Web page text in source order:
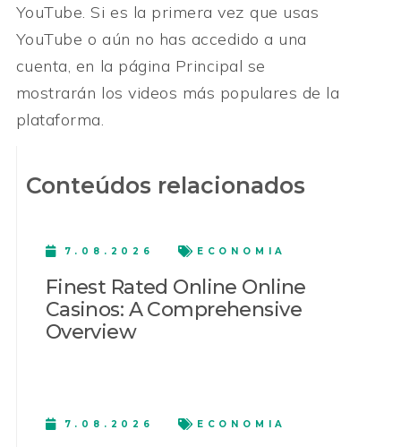
YouTube. Si es la primera vez que usas
YouTube o aún no has accedido a una
cuenta, en la página Principal se
mostrarán los videos más populares de la
plataforma.
Conteúdos relacionados
7.08.2026 ECONOMIA
Finest Rated Online Online
Casinos: A Comprehensive
Overview
7.08.2026 ECONOMIA